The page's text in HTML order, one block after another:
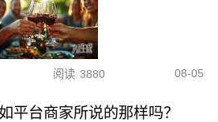
阅读 3880 08-05
平台商家所说的那样吗？